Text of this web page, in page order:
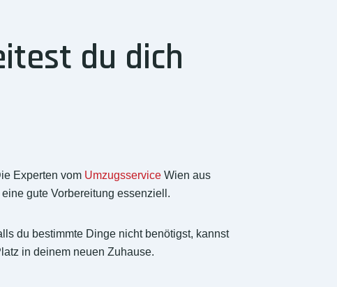
du dich
Experten vom Umzugsservice Wien aus
gute Vorbereitung essenziell.
du bestimmte Dinge nicht benötigst, kannst
in deinem neuen Zuhause.